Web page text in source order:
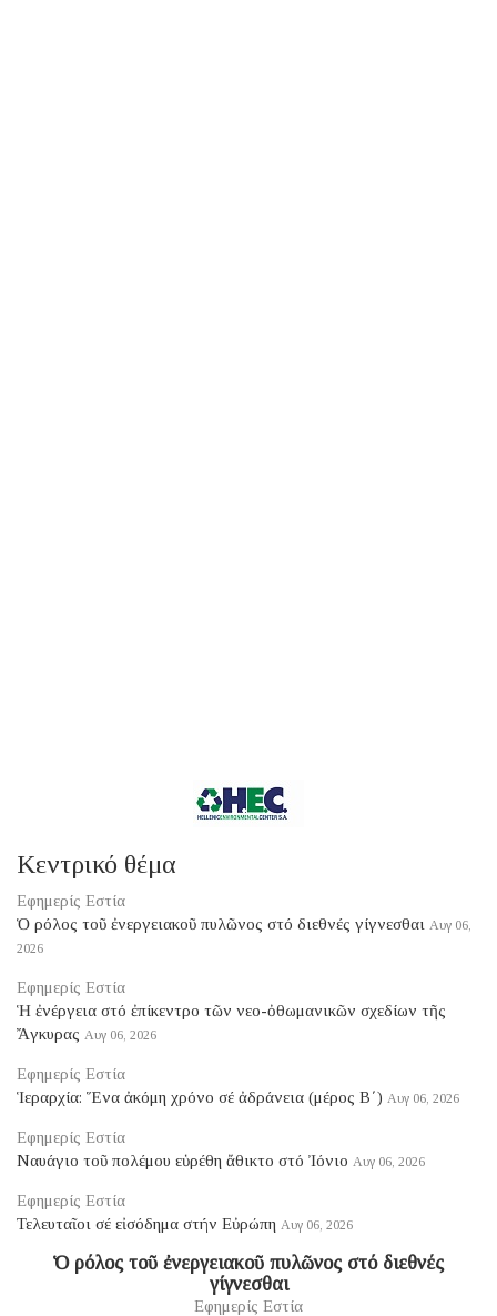
Κεντρικό θέμα
Εφημερίς Εστία
Ὁ ρόλος τοῦ ἐνεργειακοῦ πυλῶνος στό διεθνές γίγνεσθαι Αυγ 06,
2026
Εφημερίς Εστία
Ἡ ἐνέργεια στό ἐπίκεντρο τῶν νεο-ὀθωμανικῶν σχεδίων τῆς
Ἄγκυρας Αυγ 06, 2026
Εφημερίς Εστία
Ἱεραρχία: Ἕνα ἀκόμη χρόνο σέ ἀδράνεια (μέρος B΄) Αυγ 06, 2026
Εφημερίς Εστία
Ναυάγιο τοῦ πολέμου εὑρέθη ἄθικτο στό Ἰόνιο Αυγ 06, 2026
Εφημερίς Εστία
Τελευταῖοι σέ εἰσόδημα στήν Εὐρώπη Αυγ 06, 2026
Ὁ ρόλος τοῦ ἐνεργειακοῦ πυλῶνος στό διεθνές
γίγνεσθαι
Εφημερίς Εστία